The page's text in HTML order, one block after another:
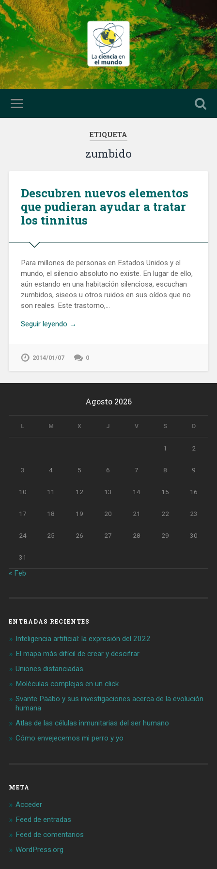
ETIQUETA
zumbido
Descubren nuevos elementos
que pudieran ayudar a tratar
los tinnitus
Para millones de personas en Estados Unidos y el
mundo, el silencio absoluto no existe. En lugar de ello,
aún estando en una habitación silenciosa, escuchan
zumbidos, siseos u otros ruidos en sus oídos que no
son reales. Este trastorno,…
Seguir leyendo →
2014/01/07 0
Agosto 2026
L M X J V S D
1 2
3 4 5 6 7 8 9
10 11 12 13 14 15 16
17 18 19 20 21 22 23
24 25 26 27 28 29 30
31
« Feb
ENTRADAS RECIENTES
Inteligencia artificial: la expresión del 2022
El mapa más difícil de crear y descifrar
Uniones distanciadas
Moléculas complejas en un click
Svante Pääbo y sus investigaciones acerca de la evolución
humana
Atlas de las células inmunitarias del ser humano
Cómo envejecemos mi perro y yo
META
Acceder
Feed de entradas
Feed de comentarios
WordPress.org